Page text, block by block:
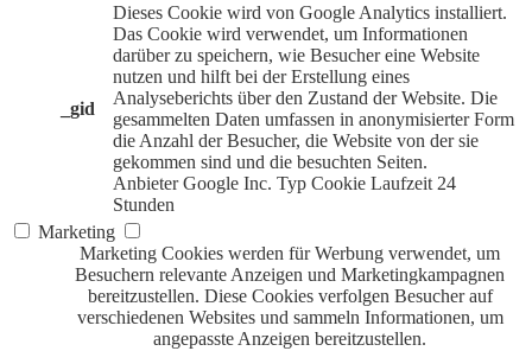
_gid
Dieses Cookie wird von Google Analytics installiert.
Das Cookie wird verwendet, um Informationen
darüber zu speichern, wie Besucher eine Website
nutzen und hilft bei der Erstellung eines
Analyseberichts über den Zustand der Website. Die
gesammelten Daten umfassen in anonymisierter Form
die Anzahl der Besucher, die Website von der sie
gekommen sind und die besuchten Seiten.
Anbieter Google Inc. Typ Cookie Laufzeit 24
Stunden
Marketing
Marketing Cookies werden für Werbung verwendet, um
Besuchern relevante Anzeigen und Marketingkampagnen
bereitzustellen. Diese Cookies verfolgen Besucher auf
verschiedenen Websites und sammeln Informationen, um
angepasste Anzeigen bereitzustellen.